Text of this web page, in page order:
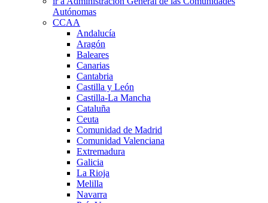
Autónomas
CCAA
Andalucía
Aragón
Baleares
Canarias
Cantabria
Castilla y León
Castilla-La Mancha
Cataluña
Ceuta
Comunidad de Madrid
Comunidad Valenciana
Extremadura
Galicia
La Rioja
Melilla
Navarra